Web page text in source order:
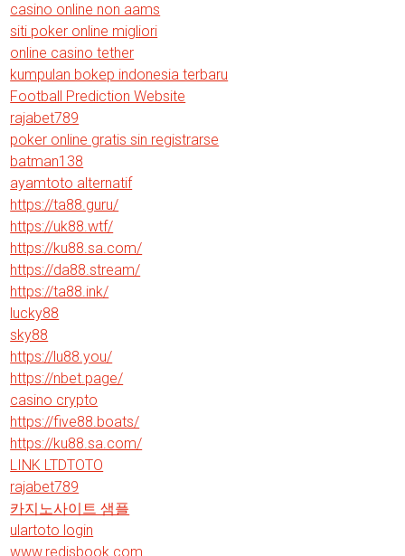
casino online non aams
siti poker online migliori
online casino tether
kumpulan bokep indonesia terbaru
Football Prediction Website
rajabet789
poker online gratis sin registrarse
batman138
ayamtoto alternatif
https://ta88.guru/
https://uk88.wtf/
https://ku88.sa.com/
https://da88.stream/
https://ta88.ink/
lucky88
sky88
https://lu88.you/
https://nbet.page/
casino crypto
https://five88.boats/
https://ku88.sa.com/
LINK LTDTOTO
rajabet789
카지노사이트 샘플
ulartoto login
www.redisbook.com